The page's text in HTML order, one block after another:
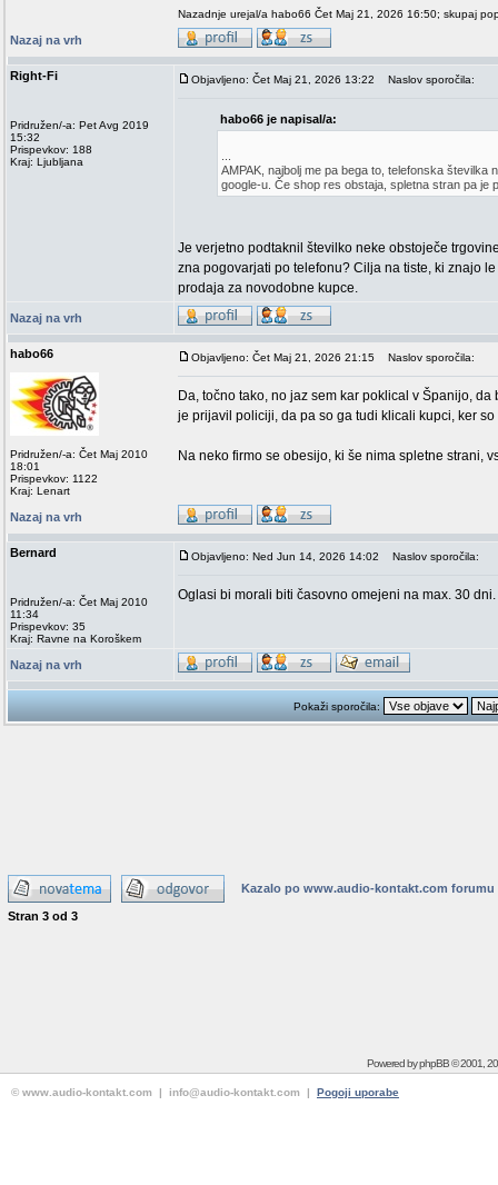
Nazadnje urejal/a habo66 Čet Maj 21, 2026 16:50; skupaj
Nazaj na vrh
Right-Fi
Pridružen/-a: Pet Avg 2019
15:32
Prispevkov: 188
Kraj: Ljubljana
Objavljeno: Čet Maj 21, 2026 13:22 Naslov sporočila:
habo66 je napisal/a:
AMPAK, najbolj me pa bega to, telefonska številka
google-u. Če shop res obstaja, spletna stran pa
Je verjetno podtaknil številko neke obstoječe
zna pogovarjati po telefonu? Cilja na tiste, ki znajo
prodaja za novodobne kupce.
Nazaj na vrh
habo66
Pridružen/-a: Čet Maj 2010
18:01
Prispevkov: 1122
Kraj: Lenart
Objavljeno: Čet Maj 21, 2026 21:15 Naslov sporočila:
Da, točno tako, no jaz sem kar poklical v Španijo,
je prijavil policiji, da pa so ga tudi klicali kupci, ker
Na neko firmo se obesijo, ki še nima spletne strani,
Nazaj na vrh
Bernard
Pridružen/-a: Čet Maj 2010
11:34
Prispevkov: 35
Kraj: Ravne na Koroškem
Objavljeno: Ned Jun 14, 2026 14:02 Naslov sporočila:
Oglasi bi morali biti časovno omejeni na max. 30 dni.
Nazaj na vrh
Pokaži sporočila:
Kazalo po www.audio-kontakt.com forumu
Stran 3 od 3
Powered byphpBB© 2001,
© www.audio-kontakt.com | info@audio-kontakt.com | Pogoji uporabe